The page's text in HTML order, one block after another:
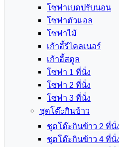
โซฟาเบดปรับนอน
โซฟาตัวแอล
โซฟาไม้
เก้าอี้รีไคลเนอร์
เก้าอี้สตูล
โซฟา 1 ที่นั่ง
โซฟา 2 ที่นั่ง
โซฟา 3 ที่นั่ง
ชุดโต๊ะกินข้าว
ชุดโต๊ะกินข้าว 2 ที่นั่
ชุดโต๊ะกินข้าว 4 ที่นั่